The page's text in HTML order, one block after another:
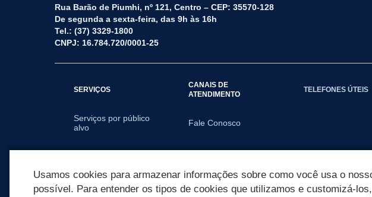
Rua Barão de Piumhi, nº 121, Centro – CEP: 35570-128
De segunda a sexta-feira, das 9h às 16h
Tel.: (37) 3329-1800
CNPJ: 16.784.720/0001-25
SERVIÇOS
Serviços por público
alvo
CANAIS DE
ATENDIMENTO
Fale Conosco
TELEFONES ÚTEIS
Usamos cookies para armazenar informações sobre como você usa o
possível. Para entender os tipos de cookies que utilizamos e customizá-